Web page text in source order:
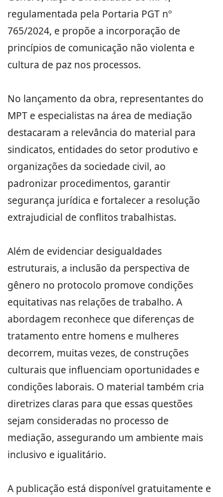
regulamentada pela Portaria PGT nº
765/2024, e propõe a incorporação de
princípios de comunicação não violenta e
cultura de paz nos processos.
No lançamento da obra, representantes do
MPT e especialistas na área de mediação
destacaram a relevância do material para
sindicatos, entidades do setor produtivo e
organizações da sociedade civil, ao
padronizar procedimentos, garantir
segurança jurídica e fortalecer a resolução
extrajudicial de conflitos trabalhistas.
Além de evidenciar desigualdades
estruturais, a inclusão da perspectiva de
gênero no protocolo promove condições
equitativas nas relações de trabalho. A
abordagem reconhece que diferenças de
tratamento entre homens e mulheres
decorrem, muitas vezes, de construções
culturais que influenciam oportunidades e
condições laborais. O material também cria
diretrizes claras para que essas questões
sejam consideradas no processo de
mediação, assegurando um ambiente mais
inclusivo e igualitário.
A publicação está disponível gratuitamente e